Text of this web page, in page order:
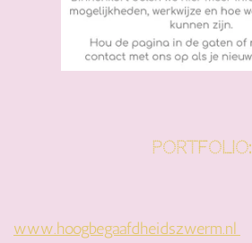
Portfolio:
www.hoogbegaafdheidszwerm.nl